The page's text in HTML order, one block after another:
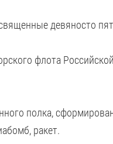
девяносто
флота
полка,
ракет.